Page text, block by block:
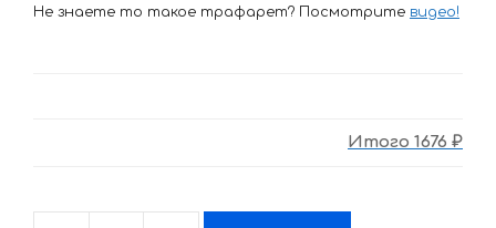
Не знаете то такое трафарет? Посмотрите видео!
Итого 1676 ₽